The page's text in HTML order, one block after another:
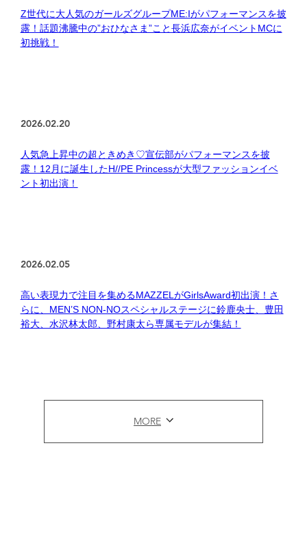
Z世代に大人気のガールズグループME:Iがパフォーマンスを披
露！話題沸騰中の”おひなさま”こと長浜広奈がイベントMCに
初挑戦！
2026.02.20
人気急上昇中の超ときめき♡宣伝部がパフォーマンスを披
露！12月に誕生したH//PE Princessが大型ファッションイベ
ント初出演！
2026.02.05
高い表現力で注目を集めるMAZZELがGirlsAward初出演！さ
らに、MEN’S NON-NOスペシャルステージに鈴鹿央士、豊田
裕大、水沢林太郎、野村康太ら専属モデルが集結！
MORE